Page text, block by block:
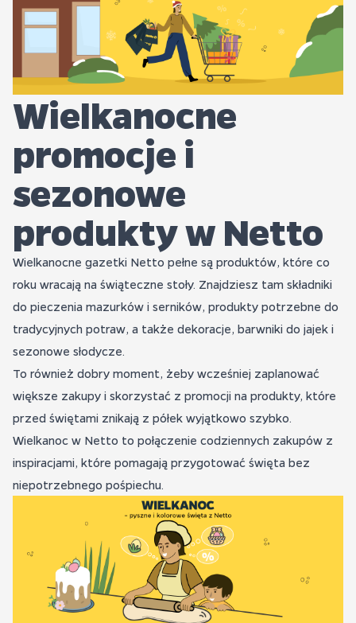
Wielkanocne
promocje i
sezonowe
produkty w Netto
Wielkanocne gazetki Netto pełne są produktów, które co
roku wracają na świąteczne stoły. Znajdziesz tam składniki
do pieczenia mazurków i serników, produkty potrzebne do
tradycyjnych potraw, a także dekoracje, barwniki do jajek i
sezonowe słodycze.
To również dobry moment, żeby wcześniej zaplanować
większe zakupy i skorzystać z promocji na produkty, które
przed świętami znikają z półek wyjątkowo szybko.
Wielkanoc w Netto to połączenie codziennych zakupów z
inspiracjami, które pomagają przygotować święta bez
niepotrzebnego pośpiechu.